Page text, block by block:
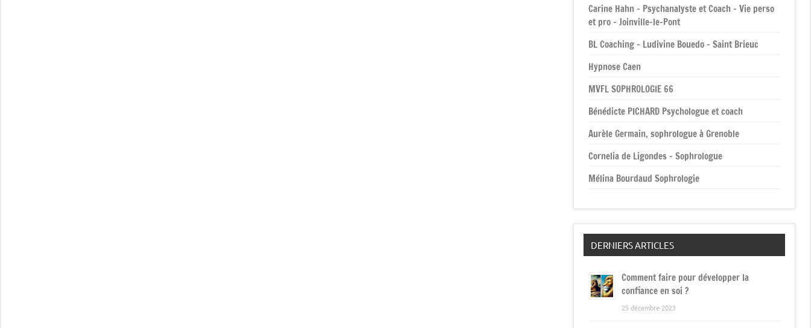
Carine Hahn – Psychanalyste et Coach – Vie perso
et pro – Joinville-le-Pont
BL Coaching – Ludivine Bouedo – Saint Brieuc
Hypnose Caen
MVFL SOPHROLOGIE 66
Bénédicte PICHARD Psychologue et coach
Aurèle Germain, sophrologue à Grenoble
Cornelia de Ligondes – Sophrologue
Mélina Bourdaud Sophrologie
DERNIERS ARTICLES
Comment faire pour développer la
confiance en soi ?
25 décembre 2023